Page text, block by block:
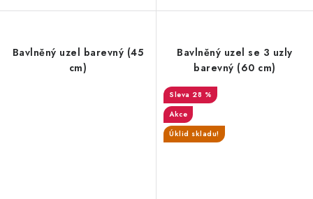
Bavlněný uzel barevný (45
cm)
Bavlněný uzel se 3 uzly
barevný (60 cm)
28 %
Akce
Úklid skladu!